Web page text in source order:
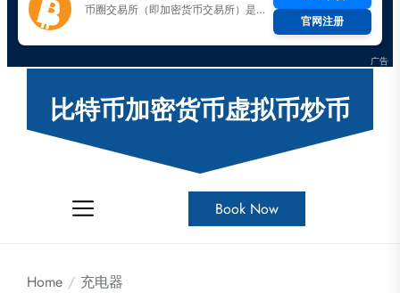
比特币加密货币虚拟币炒币
Book Now
Home 充电器